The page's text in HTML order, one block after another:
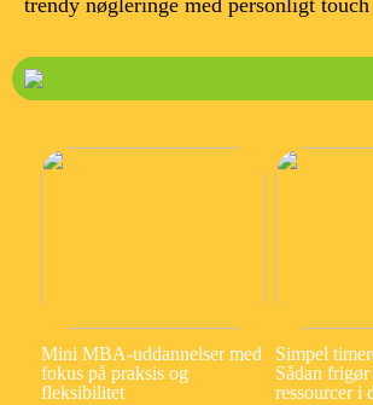
trendy nøgleringe med personligt touch
Mini MBA-uddannelser med
fokus på praksis og
fleksibilitet
Simpel
Sådan
ressourcer i